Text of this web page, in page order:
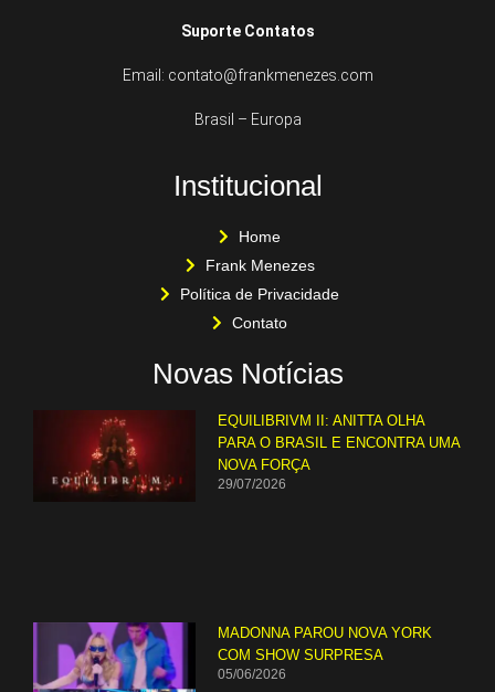
Suporte Contatos
Email: contato@frankmenezes.com
Brasil – Europa
Institucional
Home
Frank Menezes
Política de Privacidade
Contato
Novas Notícias
EQUILIBRIVM II: ANITTA OLHA
PARA O BRASIL E ENCONTRA UMA
NOVA FORÇA
29/07/2026
MADONNA PAROU NOVA YORK
COM SHOW SURPRESA
05/06/2026